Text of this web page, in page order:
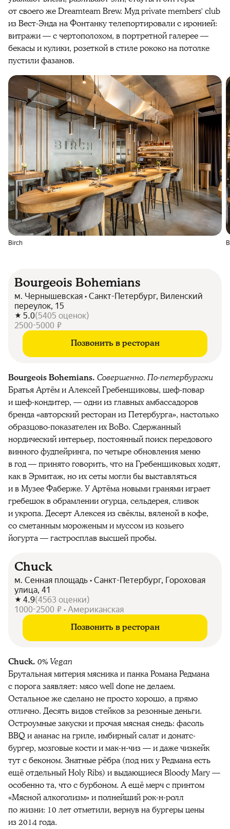
от своего же Dreamteam Brew. Муд private members' club
из Вест-Энда на Фонтанку телепортировали с иронией:
витражи — с чертополохом, в портретной галерее —
бекасы и кулики, розеткой в стиле рококо на потолке
пустили фазанов.
Birch
Bourgeois Bohemians
м. Чернышевская • Санкт-Петербург, Виленский
переулок, 15
5.0(5405 оценок)
2500-5000 ₽
Позвонить в ресторан
Bourgeois Bohemians. Совершенно. По-петербургски
Братья Артём и Алексей Гребенщиковы, шеф-повар
и шеф-кондитер, — одни из главных амбассадоров
бренда «авторский ресторан из Петербурга», настолько
образцово-показателен их BoBo. Сдержанный
нордический интерьер, постоянный поиск передового
винного фудпейринга, по четыре обновления меню
в год — принято говорить, что на Гребенщиковых ходят,
как в Эрмитаж, но их сеты могли бы выставляться
и в Музее Фаберже. У Артёма новыми гранями играет
гребешок в обрамлении огурца, сельдерея, сливок
и укропа. Десерт Алексея из свёклы, вяленой в кофе,
со сметанным мороженым и муссом из козьего
йогурта — гастросплав высшей пробы.
Chuck
м. Сенная площадь • Санкт-Петербург, Гороховая
улица, 41
4.9(4563 оценки)
1000-2500 ₽ • Американская
Позвонить в ресторан
Chuck. 0% Vegan
Брутальная митерия мясника и панка Романа Редмана
с порога заявляет: мясо well done не делаем.
Остальное же сделано не просто хорошо, а прямо
отлично. Десять видов стейков за резонные деньги.
Остроумные закуски и прочая мясная снедь: фасоль
BBQ и ананас на гриле, имбирный салат и донатс-
бургер, мозговые кости и мак-н-чиз — и даже чизкейк
тут с беконом. Знатные рёбра (под них у Редмана есть
ещё отдельный Holy Ribs) и выдающиеся Bloody Mary —
особенно та, что с бурбоном. А ещё мерч с принтом
«Мясной алкоголизм» и полнейший рок-н-ролл
по жизни: 10 лет отметили, вернув на бургеры цены
из 2014 года.